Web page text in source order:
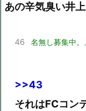
あの辛気臭い井
46 名無し募集中。
>>43
それはFCコン